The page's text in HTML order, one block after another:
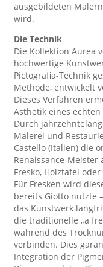
ausgebildeten
wird.
Die Technik
Die Kollektion Aurea
hochwertige
Pictografia-Technik
Methode, entwickelt
Dieses Verfahren
Ästhetik eines
Durch
Malerei und
Castello (Italien) die
Renaissance-
Fresko, Holztafel
Für Fresken wird
bereits Giotto nutzte
das Kunstwerk
die traditionelle „a
während des
verbinden. Dies
Integration der